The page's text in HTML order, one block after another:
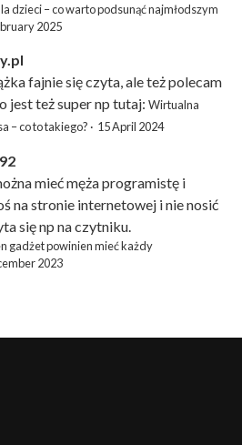
dzieci – co warto podsunąć najmłodszym
2025
fajnie się czyta, ale też polecam
jest też super np tutaj: Wirtualna
– co to takiego? · 15 April 2024
mieć męża programistę i
na stronie internetowej i nie nosić
się np na czytniku.
gadżet powinien mieć każdy
2023